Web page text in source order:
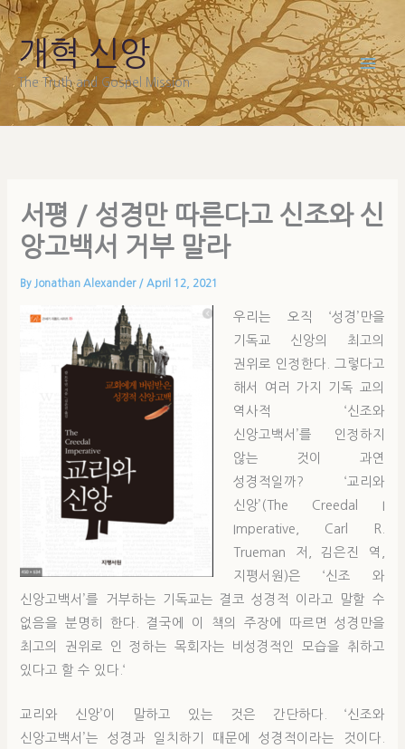
Skip
to
content
개혁 신앙
The Truth and Gospel Mission
서평 / 성경만 따른다고 신조와 신
앙고백서 거부 말라
By Jonathan Alexander /April 12, 2021
우리는 오직 ‘성경’만을
기독교 신앙의 최고의
권위로 인정한다. 그렇다고
해서 여러 가지 기독 교의
역사적 ‘신조와
신앙고백서’를 인정하지
않는 것이 과연
성경적일까? ‘교리와
신앙’(The Creedal I
Imperative, Carl R.
Trueman 저, 김은진 역,
지평서원)은 ‘신조 와
신앙고백서’를 거부하는 기독교는 결코 성경적 이라고 말할 수
없음을 분명히 한다. 결국에 이 책의 주장에 따르면 성경만을
최고의 권위로 인 정하는 목회자는 비성경적인 모습을 취하고
있다고 할 수 있다.‘
교리와 신앙’이 말하고 있는 것은 간단하다. ‘신조와
신앙고백서’는 성경과 일치하기 때문에 성경적이라는 것이다.